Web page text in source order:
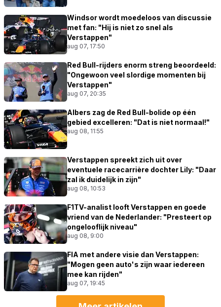
Windsor wordt moedeloos van discussie
met fan: "Hij is niet zo snel als
Verstappen"
aug 07, 17:50
Red Bull-rijders enorm streng beoordeeld:
"Ongewoon veel slordige momenten bij
Verstappen"
aug 07, 20:35
Albers zag de Red Bull-bolide op één
gebied excelleren: "Dat is niet normaal!"
aug 08, 11:55
Verstappen spreekt zich uit over
eventuele racecarrière dochter Lily: "Daar
zal ik duidelijk in zijn"
aug 08, 10:53
F1TV-analist looft Verstappen en goede
vriend van de Nederlander: "Presteert op
ongelooflijk niveau"
aug 08, 9:00
FIA met andere visie dan Verstappen:
"Mogen geen auto's zijn waar iedereen
mee kan rijden"
aug 07, 19:45